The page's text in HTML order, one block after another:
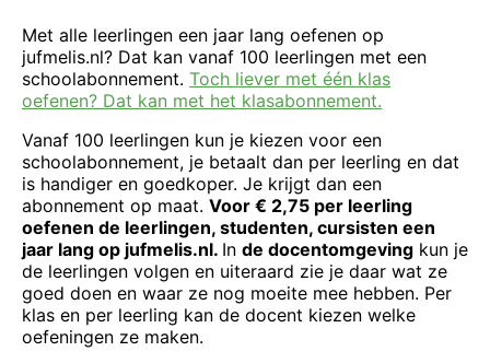
Met alle leerlingen een jaar lang oefenen op
jufmelis.nl? Dat kan vanaf 100 leerlingen met een
schoolabonnement. Toch liever met één klas
oefenen? Dat kan met het klasabonnement.
Vanaf 100 leerlingen kun je kiezen voor een
schoolabonnement, je betaalt dan per leerling en dat
is handiger en goedkoper. Je krijgt dan een
abonnement op maat. Voor € 2,75 per leerling
oefenen de leerlingen, studenten, cursisten een
jaar lang op jufmelis.nl. In de docentomgeving kun je
de leerlingen volgen en uiteraard zie je daar wat ze
goed doen en waar ze nog moeite mee hebben. Per
klas en per leerling kan de docent kiezen welke
oefeningen ze maken.